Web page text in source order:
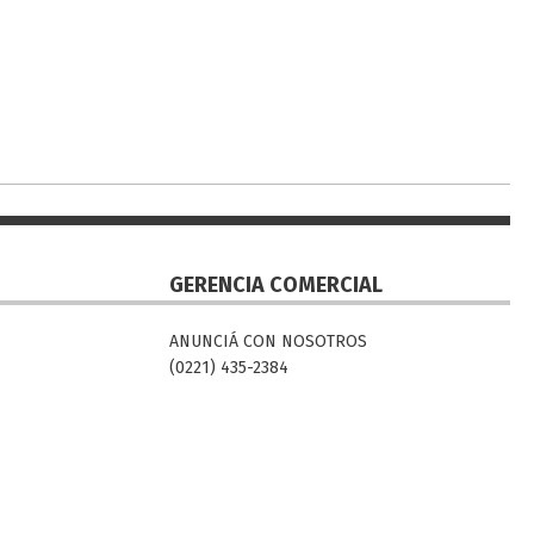
GERENCIA COMERCIAL
ANUNCIÁ CON NOSOTROS
(0221) 435-2384